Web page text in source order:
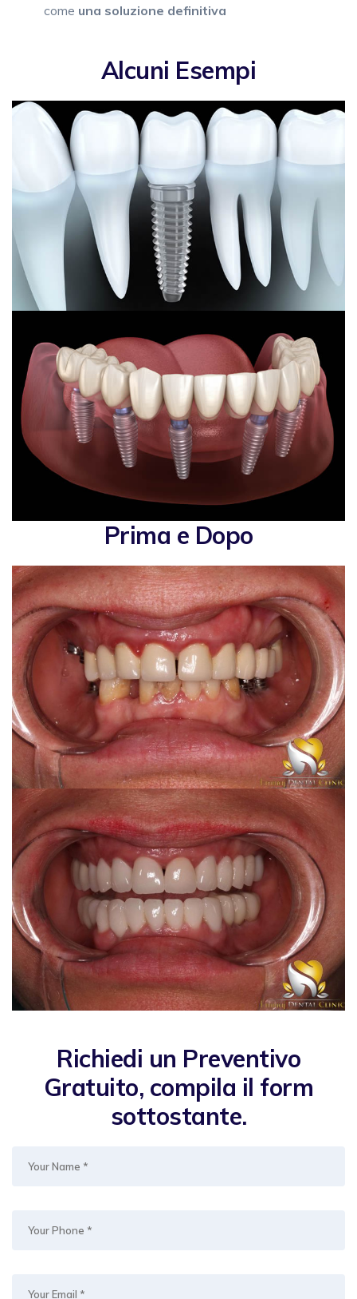
come una soluzione definitiva
Alcuni Esempi
Prima e Dopo
Richiedi un Preventivo
Gratuito, compila il form
sottostante.